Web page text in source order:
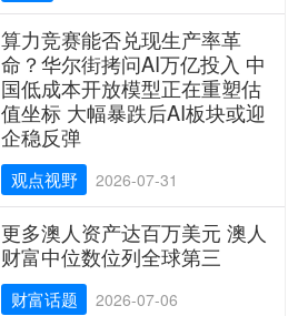
算力竞赛能否兑现生产率革
命？华尔街拷问AI万亿投入 中
国低成本开放模型正在重塑估
值坐标 大幅暴跌后AI板块或迎
企稳反弹
观点视野 2026-07-31
更多澳人资产达百万美元 澳人
财富中位数位列全球第三
财富话题 2026-07-06